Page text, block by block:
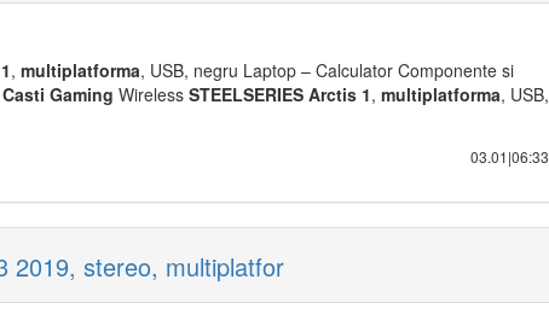
1, multiplatforma, USB, negru Laptop – Calculator Componente si
Casti Gaming Wireless STEELSERIES Arctis 1, multiplatforma, USB,
03.01|06:33
2019, stereo, multiplatfor